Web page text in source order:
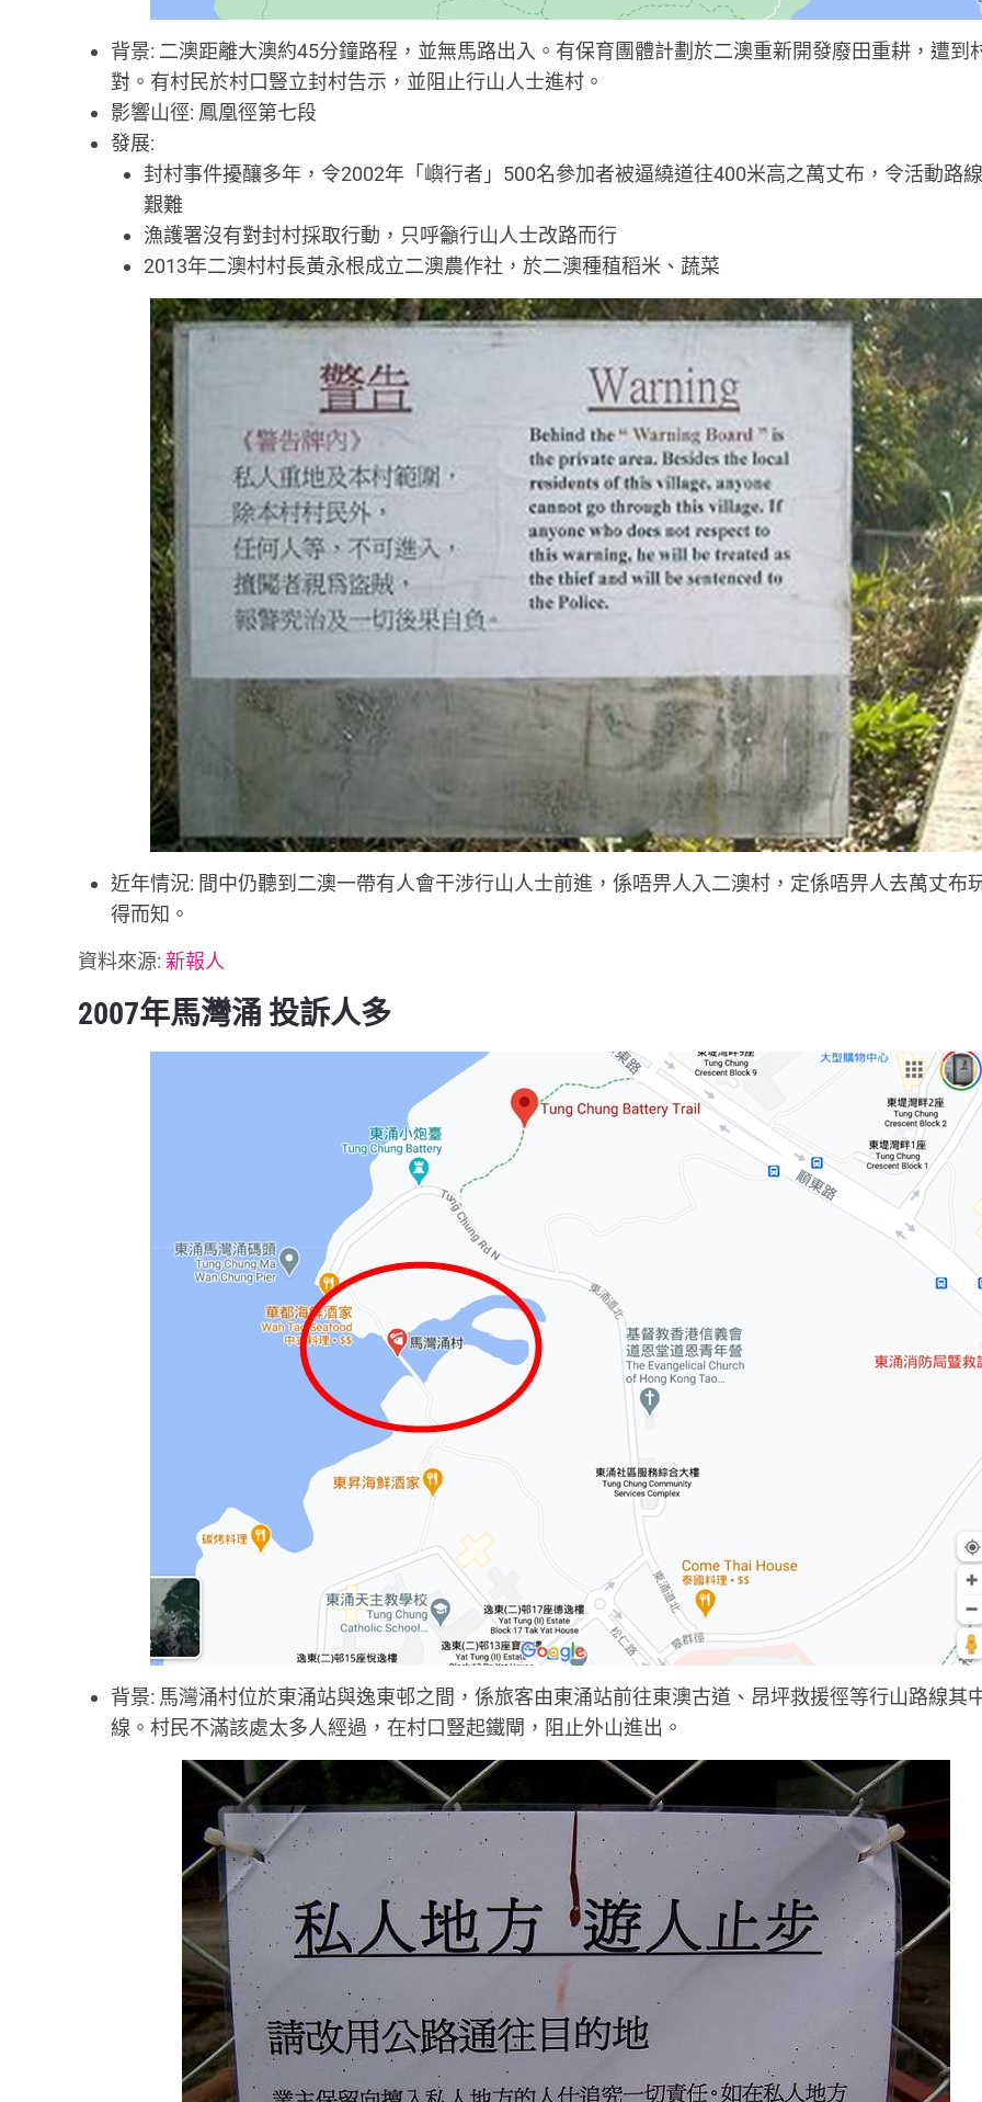
背景: 二澳距離大澳約45分鐘路程，並無馬路出入。有保育團體計劃於二澳重新開發廢田重耕，遭到
對。有村民於村口豎立封村告示，並阻止行山人士進村。
影響山徑: 鳳凰徑第七段
發展:
封村事件擾釀多年，令2002年「嶼行者」500名參加者被逼繞道往400米高之萬丈布，令活動路
艱難
漁護署沒有對封村採取行動，只呼籲行山人士改路而行
2013年二澳村村長黃永根成立二澳農作社，於二澳種稙稻米、蔬菜
近年情況: 間中仍聽到二澳一帶有人會干涉行山人士前進，係唔畀人入二澳村，定係唔畀人去萬丈布
得而知。
資料來源:新報人
2007年馬灣涌 投訴人多
背景: 馬灣涌村位於東涌站與逸東邨之間，係旅客由東涌站前往東澳古道、昂坪救援徑等行山路線其
線。村民不滿該處太多人經過，在村口豎起鐵閘，阻止外山進出。